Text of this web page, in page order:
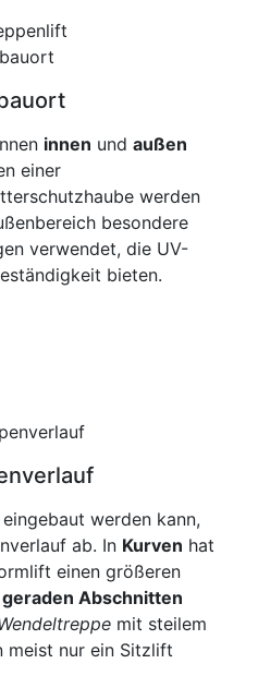
innen und außen
einer
werden
besondere
verwendet, die UV-
bieten.
werden kann,
ab. In Kurven hat
einen größeren
geraden Abschnitten
mit steilem
meist nur ein Sitzlift